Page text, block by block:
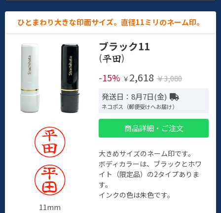
ひとまわり大きな印面サイズ。直径11ミリのネーム印。
11mm
ブラック11
(
)
-15% ￥ 2,618 ￥3,080
発送日：8月7日(金)
ネコポス（郵便受けへお届け）
商品詳細・ご注文
大きめサイズのネーム印です。
ボディカラーは、ブラックとホワ
イト（限定品）の2タイプありま
す。
インクの色は朱色です。